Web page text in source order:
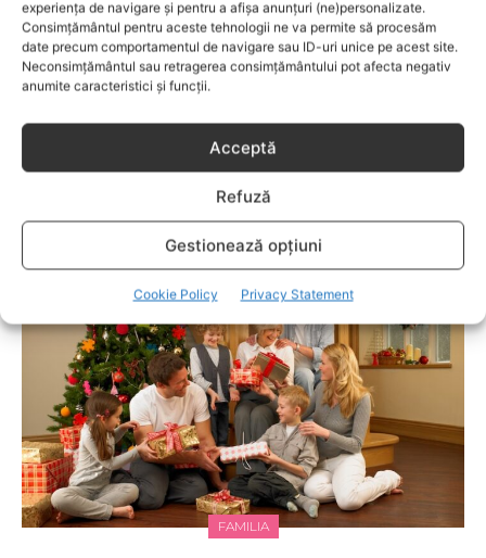
experiența de navigare și pentru a afișa anunțuri (ne)personalizate.
Consimțământul pentru aceste tehnologii ne va permite să procesăm
date precum comportamentul de navigare sau ID-uri unice pe acest site.
Neconsimțământul sau retragerea consimțământului pot afecta negativ
anumite caracteristici și funcții.
Acceptă
Refuză
Gestionează opțiuni
Cookie Policy Privacy Statement
și sănătate
FAMILIA